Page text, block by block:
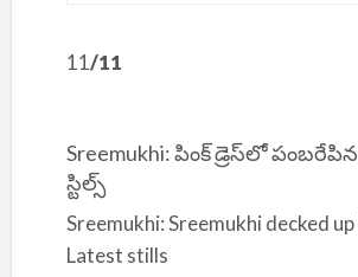
11/11
Sreemukhi: పింక్ డ్రెస్‌లో పంబరేపిన
స్టిల్స్
Sreemukhi: Sreemukhi decked
Latest stills